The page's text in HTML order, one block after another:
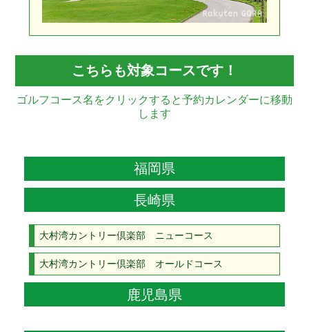
こちらも対象コースです！
ゴルフコース名をクリックすると予約カレンダーに移動
します
福岡県
長崎県
大村湾カントリー倶楽部 ニューコース
大村湾カントリー倶楽部 オールドコース
鹿児島県